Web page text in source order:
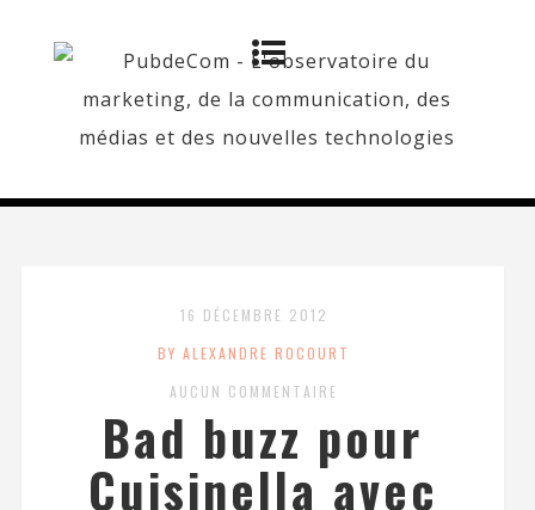
16 DÉCEMBRE 2012
BY ALEXANDRE ROCOURT
AUCUN COMMENTAIRE
Bad buzz pour
Cuisinella avec